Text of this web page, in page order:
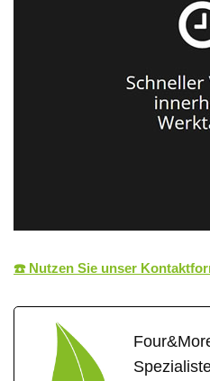
☎️ Nutzen Sie unser